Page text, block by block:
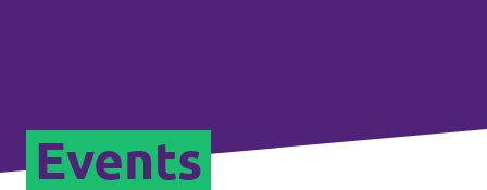
Events